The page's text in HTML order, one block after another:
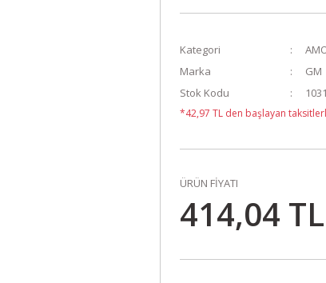
Kategori
Marka
GM
Stok Kodu
*42,97 TL den başlayan
ÜRÜN FİYATI
414,04 TL